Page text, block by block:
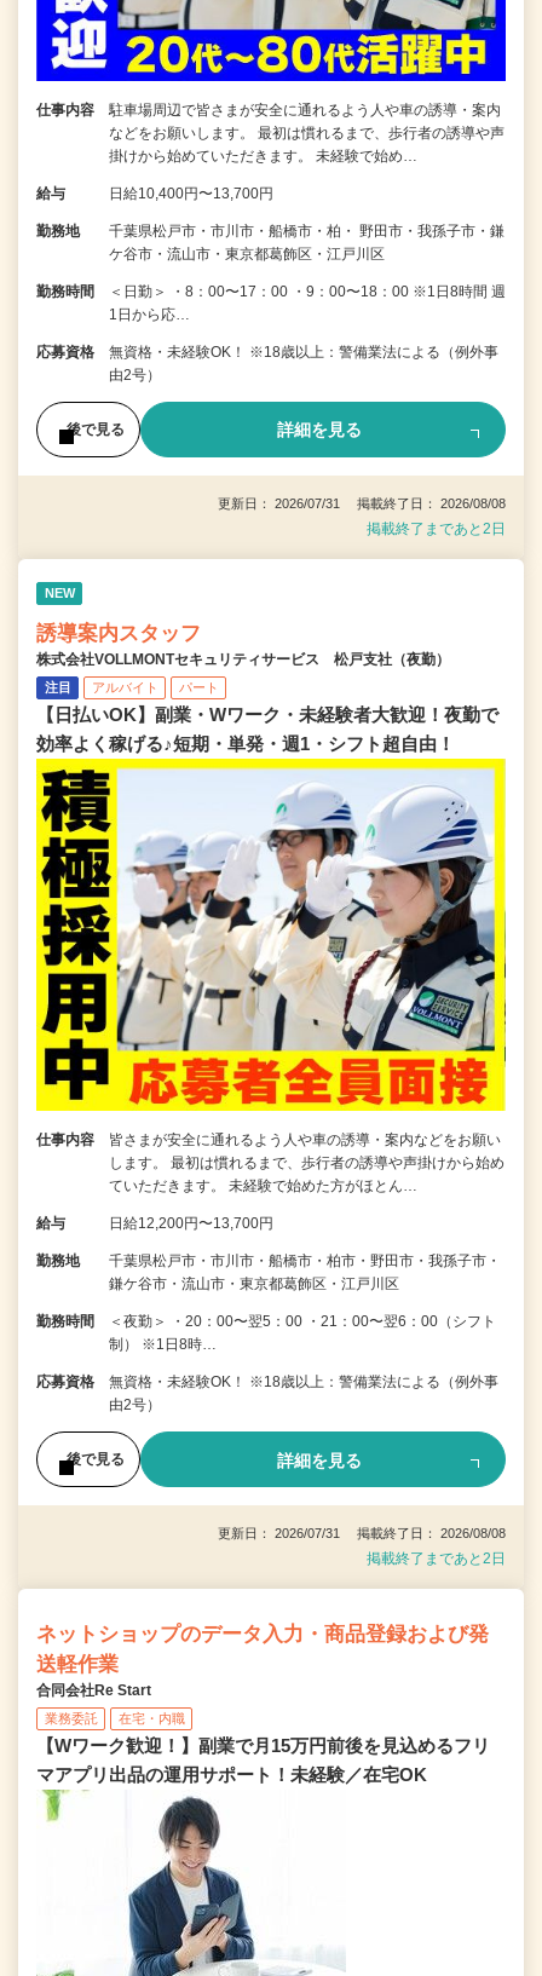
仕事内容
駐車場周辺で皆さまが安全に通れるよう人や車の誘導・案内
などをお願いします。 最初は慣れるまで、歩行者の誘導や声
掛けから始めていただきます。 未経験で始め…
給与 日給10,400円〜13,700円
勤務地
千葉県松戸市・市川市・船橋市・柏・ 野田市・我孫子市・鎌
ケ谷市・流山市・東京都葛飾区・江戸川区
勤務時間
＜日勤＞ ・8：00〜17：00 ・9：00〜18：00 ※1日8時間 週
1日から応…
応募資格
無資格・未経験OK！ ※18歳以上：警備業法による（例外事
由2号）
後で見る 詳細を見る
更新日： 2026/07/31 掲載終了日： 2026/08/08
掲載終了まであと2日
NEW
誘導案内スタッフ
株式会社VOLLMONTセキュリティサービス 松戸支社（夜勤）
注目 アルバイト パート
【日払いOK】副業・Wワーク・未経験者大歓迎！夜勤で
効率よく稼げる♪短期・単発・週1・シフト超自由！
仕事内容
皆さまが安全に通れるよう人や車の誘導・案内などをお願い
します。 最初は慣れるまで、歩行者の誘導や声掛けから始め
ていただきます。 未経験で始めた方がほとん…
給与 日給12,200円〜13,700円
勤務地
千葉県松戸市・市川市・船橋市・柏市・野田市・我孫子市・
鎌ケ谷市・流山市・東京都葛飾区・江戸川区
勤務時間
＜夜勤＞ ・20：00〜翌5：00 ・21：00〜翌6：00（シフト
制） ※1日8時…
応募資格
無資格・未経験OK！ ※18歳以上：警備業法による（例外事
由2号）
後で見る 詳細を見る
更新日： 2026/07/31 掲載終了日： 2026/08/08
掲載終了まであと2日
ネットショップのデータ入力・商品登録および発
送軽作業
合同会社Re Start
業務委託 在宅・内職
【Wワーク歓迎！】副業で月15万円前後を見込めるフリ
マアプリ出品の運用サポート！未経験／在宅OK